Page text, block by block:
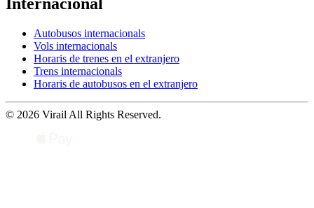
Autobusos internacionals
Vols internacionals
Horaris de trenes en el extranjero
Trens internacionals
Horaris de autobusos en el extranjero
© 2026 Virail All Rights Reserved.